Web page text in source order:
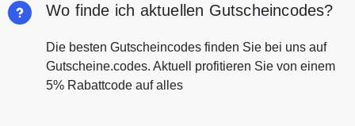
Wo finde ich aktuellen Gutscheincodes?
Die besten Gutscheincodes finden Sie bei uns auf
Gutscheine.codes. Aktuell profitieren Sie von einem
5% Rabattcode auf alles